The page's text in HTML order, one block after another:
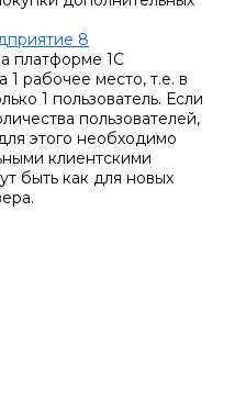
8
платформе 1С
рабочее место, т.е. в
1 пользователь. Если
пользователей,
этого необходимо
клиентскими
быть как для новых